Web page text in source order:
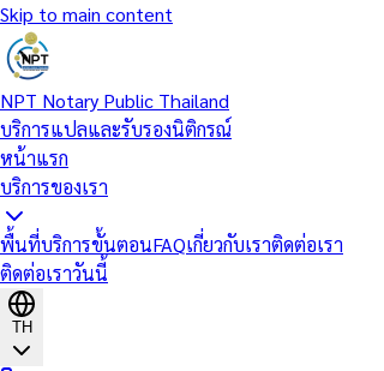
Skip to main content
NPT Notary Public Thailand
บริการแปลและรับรองนิติกรณ์
หน้าแรก
บริการของเรา
พื้นที่บริการขั้นตอนFAQเกี่ยวกับเราติดต่อเรา
ติดต่อเราวันนี้
TH